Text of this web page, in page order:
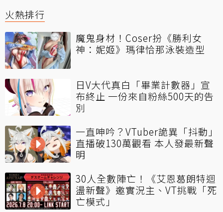
火熱排行
魔鬼身材！Coser扮《勝利女
神：妮姬》瑪律恰那泳裝造型
日V大代真白「畢業計數器」宣
布終止 一份來自粉絲500天的告
別
一直呻吟？VTuber詭異「抖動」
直播破130萬觀看 本人發最新聲
明
30人全數陣亡！《艾恩葛朗特迴
盪新聲》邀實況主、VT挑戰「死
亡模式」